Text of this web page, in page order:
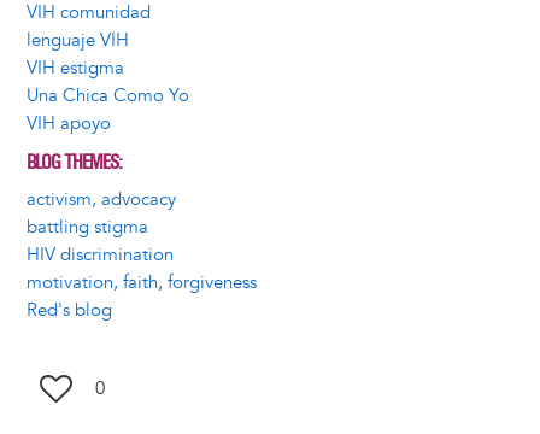
VIH comunidad
lenguaje VIH
VIH estigma
Una Chica Como Yo
VIH apoyo
BLOG THEMES
activism, advocacy
battling stigma
HIV discrimination
motivation, faith, forgiveness
Red's blog
0